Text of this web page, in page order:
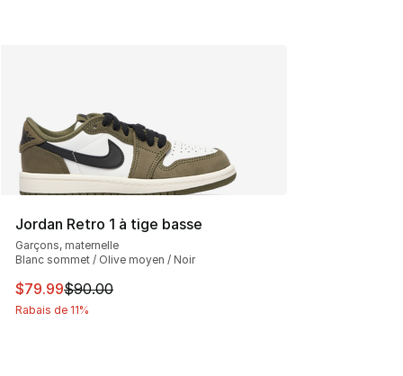
Jordan Retro 1 à tige basse
Garçons, maternelle
Blanc sommet / Olive moyen / Noir
Cet article est en solde. Le prix est passé de $90.00 à
$79.99$90.00
Rabais de 11%